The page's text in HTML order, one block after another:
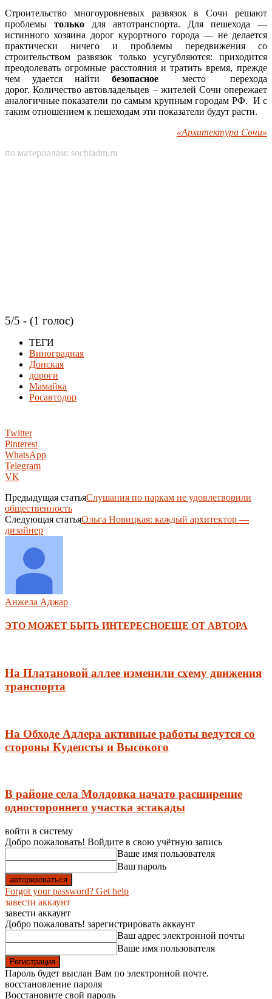
Строительство многоуровневых развязок в Сочи решают
проблемы только для автотранспорта. Для пешехода —
истинного хозяина дорог курортного города — не делается
практически ничего и проблемы передвижения со
строительством развязок только усугубляются: приходится
преодолевать огромные расстояния и тратить время, прежде
чем удается найти безопасноеместо перехода
дорог. Количество автовладельцев – жителей Сочи опережает
аналогичные показатели по самым крупным городам РФ. И с
таким отношением к пешеходам эти показатели будут расти.
«Архитектура Сочи»
по материалам: sochiadm.ru
5/5 - (1 голос)
ТЕГИ
Виноградная
Донская
дороги
Мамайка
Росавтодор
Twitter
Pinterest
WhatsApp
Telegram
VK
Предыдущая статьяСлушания по паркам не удовлетворили
общественность
Следующая статьяОльга Новицкая: каждый архитектор —
дизайнер
Анжела Аджар
ЭТО МОЖЕТ БЫТЬ ИНТЕРЕСНОЕЩЕ ОТ АВТОРА
На Платановой аллее изменили схему движения
транспорта
На Обходе Адлера активные работы ведутся со
стороны Кудепсты и Высокого
В районе села Молдовка начато расширение
одностороннего участка эстакады
войти в систему
Добро пожаловать! Войдите в свою учётную запись
Ваше имя пользователя
Ваш пароль
Forgot your password? Get help
завести аккаунт
завести аккаунт
Добро пожаловать! зарегистрировать аккаунт
Ваш адрес электронной почты
Ваше имя пользователя
Пароль будет выслан Вам по электронной почте.
восстановление пароля
Восстановите свой пароль